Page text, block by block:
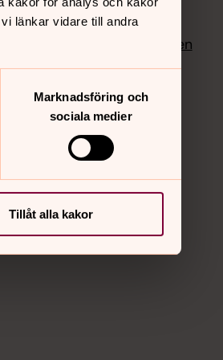
länkar vidare till andra
Marknadsföring och
sociala medier
Tillåt alla kakor
Instagram
Vimeo
Bloggportalen